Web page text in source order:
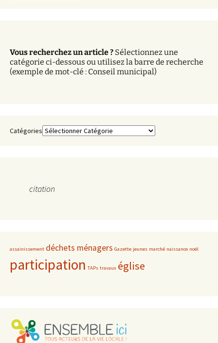
e
s
Vous recherchez un article ? Sélectionnez une
catégorie ci-dessous ou utilisez la barre de recherche
(exemple de mot-clé : Conseil municipal)
Catégories
citation
assainissement déchets ménagers Gazette jeunes marché naissance noël
participation TAPs travaux église